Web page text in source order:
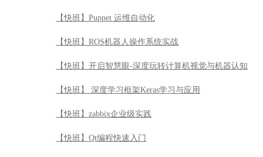
【快班】Puppet 运维自动化
【快班】ROS机器人操作系统实战
【快班】开启智慧眼-深度玩转计算机视觉与机器认知
【快班】 深度学习框架Keras学习与应用
【快班】zabbix企业级实践
【快班】Qt编程快速入门